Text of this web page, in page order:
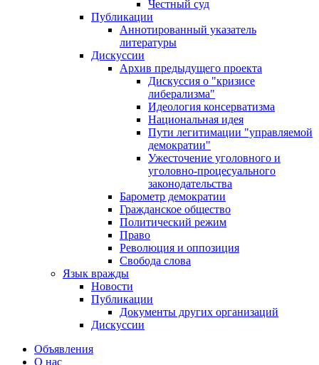
Честный суд
Публикации
Аннотированный указатель
литературы
Дискуссии
Архив предыдущего проекта
Дискуссия о "кризисе
либерализма"
Идеология консерватизма
Национальная идея
Пути легитимации "управляемой
демократии"
Ужесточение уголовного и
уголовно-процесуального
законодательства
Барометр демократии
Гражданское общество
Политический режим
Право
Революция и оппозиция
Свобода слова
Язык вражды
Новости
Публикации
Документы других организаций
Дискуссии
Объявления
О нас